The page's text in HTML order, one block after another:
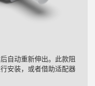
自动重新伸出。此款阻
安装，或者借助适配器